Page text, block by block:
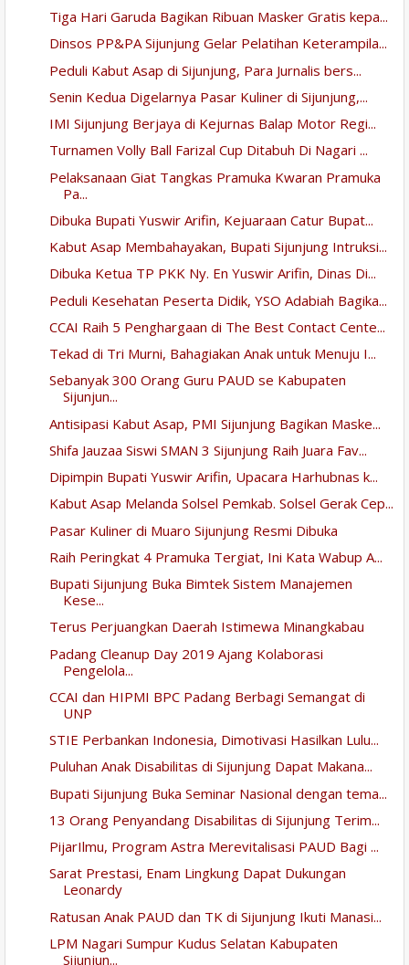
Tiga Hari Garuda Bagikan Ribuan Masker Gratis kepa...
Dinsos PP&PA Sijunjung Gelar Pelatihan Keterampila...
Peduli Kabut Asap di Sijunjung, Para Jurnalis bers...
Senin Kedua Digelarnya Pasar Kuliner di Sijunjung,...
IMI Sijunjung Berjaya di Kejurnas Balap Motor Regi...
Turnamen Volly Ball Farizal Cup Ditabuh Di Nagari ...
Pelaksanaan Giat Tangkas Pramuka Kwaran Pramuka
Pa...
Dibuka Bupati Yuswir Arifin, Kejuaraan Catur Bupat...
Kabut Asap Membahayakan, Bupati Sijunjung Intruksi...
Dibuka Ketua TP PKK Ny. En Yuswir Arifin, Dinas Di...
Peduli Kesehatan Peserta Didik, YSO Adabiah Bagika...
CCAI Raih 5 Penghargaan di The Best Contact Cente...
Tekad di Tri Murni, Bahagiakan Anak untuk Menuju I...
Sebanyak 300 Orang Guru PAUD se Kabupaten
Sijunjun...
Antisipasi Kabut Asap, PMI Sijunjung Bagikan Maske...
Shifa Jauzaa Siswi SMAN 3 Sijunjung Raih Juara Fav...
Dipimpin Bupati Yuswir Arifin, Upacara Harhubnas k...
Kabut Asap Melanda Solsel Pemkab. Solsel Gerak Cep...
Pasar Kuliner di Muaro Sijunjung Resmi Dibuka
Raih Peringkat 4 Pramuka Tergiat, Ini Kata Wabup A...
Bupati Sijunjung Buka Bimtek Sistem Manajemen
Kese...
Terus Perjuangkan Daerah Istimewa Minangkabau
Padang Cleanup Day 2019 Ajang Kolaborasi
Pengelola...
CCAI dan HIPMI BPC Padang Berbagi Semangat di
UNP
STIE Perbankan Indonesia, Dimotivasi Hasilkan Lulu...
Puluhan Anak Disabilitas di Sijunjung Dapat Makana...
Bupati Sijunjung Buka Seminar Nasional dengan tema...
13 Orang Penyandang Disabilitas di Sijunjung Terim...
PijarIlmu, Program Astra Merevitalisasi PAUD Bagi ...
Sarat Prestasi, Enam Lingkung Dapat Dukungan
Leonardy
Ratusan Anak PAUD dan TK di Sijunjung Ikuti Manasi...
LPM Nagari Sumpur Kudus Selatan Kabupaten
Sijunjun...